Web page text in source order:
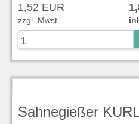
1,52 EUR
zzgl. Mwst.
zu
Sahnegießer